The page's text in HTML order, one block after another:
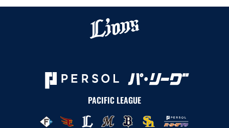
PACIFIC LEAGUE